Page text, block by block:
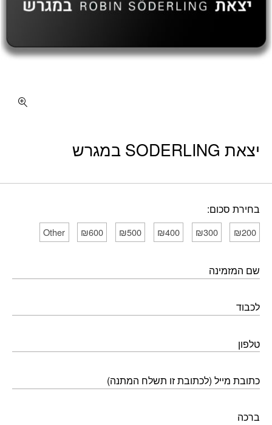
יצאת SODERLING במגרש
בחירת סכום:
₪200
₪300
₪400
₪500
₪600
Other
שם המזמינה
לכבוד
טלפון
כתובת מייל (לכתובת זו תשלח המתנה)
ברכה